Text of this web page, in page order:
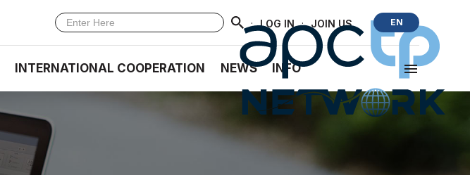
· LOG IN · JOIN US EN
INTERNATIONAL COOPERATION NEWS INFO